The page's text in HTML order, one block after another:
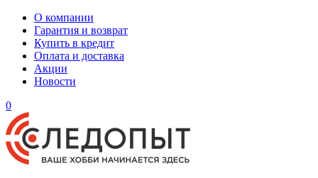
О компании
Гарантия и возврат
Купить в кредит
Оплата и доставка
Акции
Новости
0